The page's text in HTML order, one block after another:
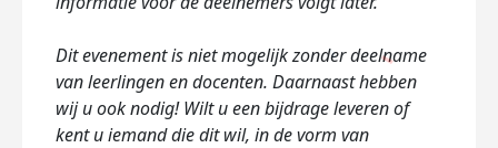
Dit evenement is niet mogelijk zonder deelname
van leerlingen en docenten. Daarnaast hebben
wij u ook nodig! Wilt u een bijdrage leveren of
kent u iemand die dit wil, in de vorm van